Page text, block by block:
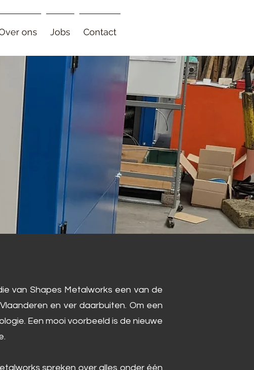
ons Jobs Contact
van Shapes Metalworks een van de
en ver daarbuiten. Om een
Een mooi voorbeeld is de nieuwe
spreken over alles onder één